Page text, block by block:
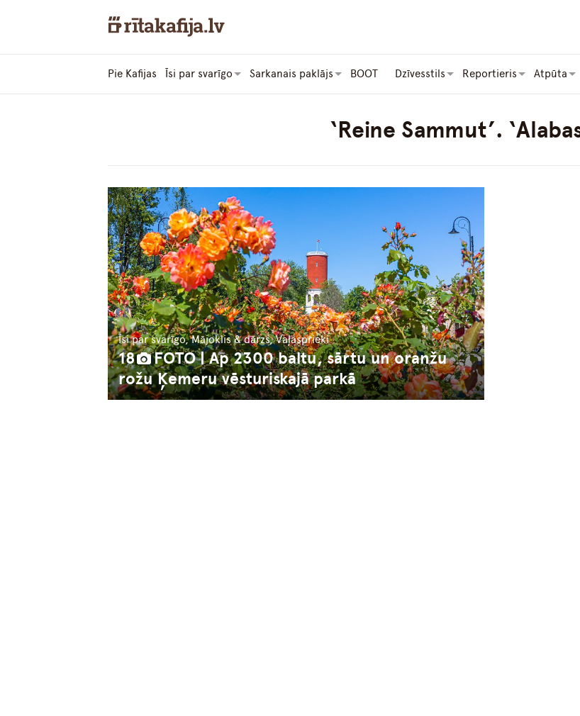
Pie Kafijas Īsi par svarīgo Sarkanais paklājs BOOT Dzīvesstils Reportieris Atpūta
‘Reine Sammut’.
Īsi par svarīgo, Mājoklis & dārzs, Vaļasprieki
18
FOTO | Ap 2300 baltu, sārtu un oranžu
rožu Ķemeru vēsturiskajā parkā